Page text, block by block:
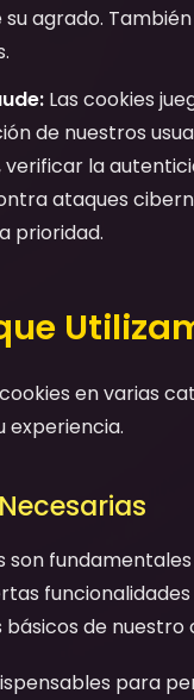
agrado.
Las cookies
de nuestros
la
ataques
prioridad.
en varias
experiencia.
de nuestro
para